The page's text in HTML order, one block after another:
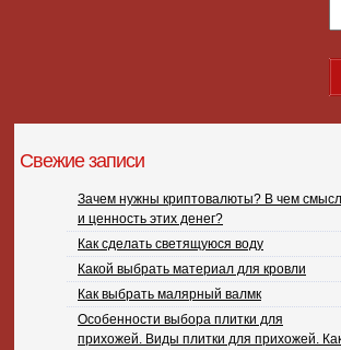
Свежие записи
Зачем нужны криптовалюты? В чем смысл
и ценность этих денег?
Как сделать светящуюся воду
Какой выбрать материал для кровли
Как выбрать малярный валмк
Особенности выбора плитки для
прихожей. Виды плитки для прихожей.